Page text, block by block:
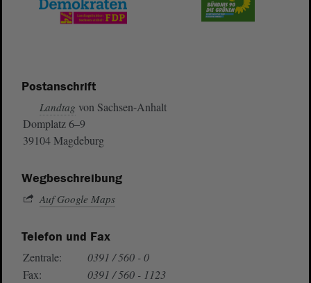
Postanschrift
Landtag von Sachsen-Anhalt
Domplatz 6–9
39104 Magdeburg
Wegbeschreibung
Auf Google Maps
Telefon und Fax
Zentrale:
0391 / 560 - 0
Fax:
0391 / 560 - 1123